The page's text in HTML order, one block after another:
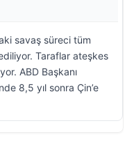
savaş süreci tüm
Taraflar ateşkes
ABD Başkanı
8,5 yıl sonra Çin’e